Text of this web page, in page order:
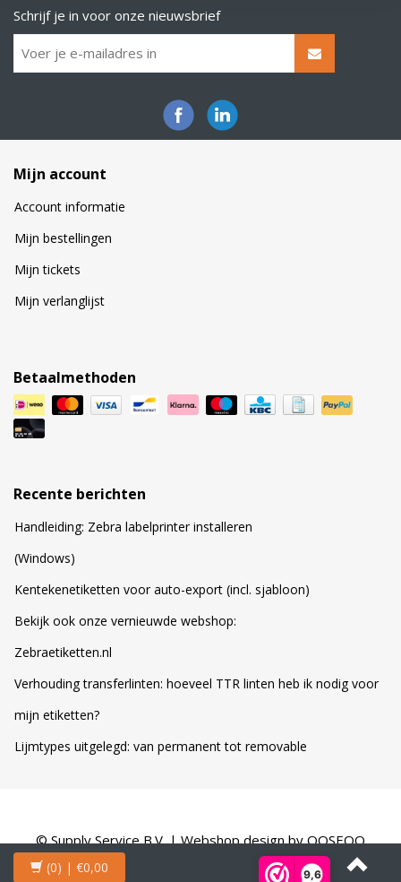
9,6
Schrijf je in voor onze nieuwsbrief
Mijn account
Account informatie
Mijn bestellingen
Mijn tickets
Mijn verlanglijst
Betaalmethoden
Recente berichten
Handleiding: Zebra labelprinter installeren
(Windows)
Kentekenetiketten voor auto-export (incl. sjabloon)
Bekijk ook onze vernieuwde webshop:
Zebraetiketten.nl
Verhouding transferlinten: hoeveel TTR linten heb ik nodig voor
mijn etiketten?
Lijmtypes uitgelegd: van permanent tot removable
© Supply Service B.V. | Webshop design byOOSEOO
(0) | €0,00